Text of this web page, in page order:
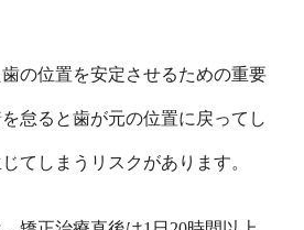
の位置を安定させるための重要
怠ると歯が元の位置に戻ってし
てしまうリスクがあります。